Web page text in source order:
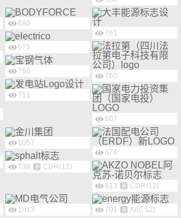
761
680
675
760
760
751
807
674
1057
CDR(12)
738
CDR(12)
813
Ai(CS2)
701
1013